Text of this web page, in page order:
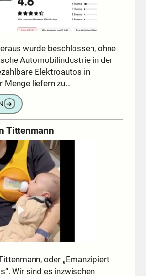
wurde beschlossen, ohne
Automobilindustrie in der
Elektroautos in
Menge liefern zu…
➔
Tittenmann
oder „Emanzipiert
Wir sind es inzwischen